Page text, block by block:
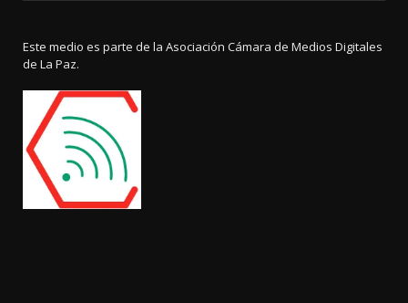
Este medio es parte de la Asociación Cámara de Medios Digitales
de La Paz.